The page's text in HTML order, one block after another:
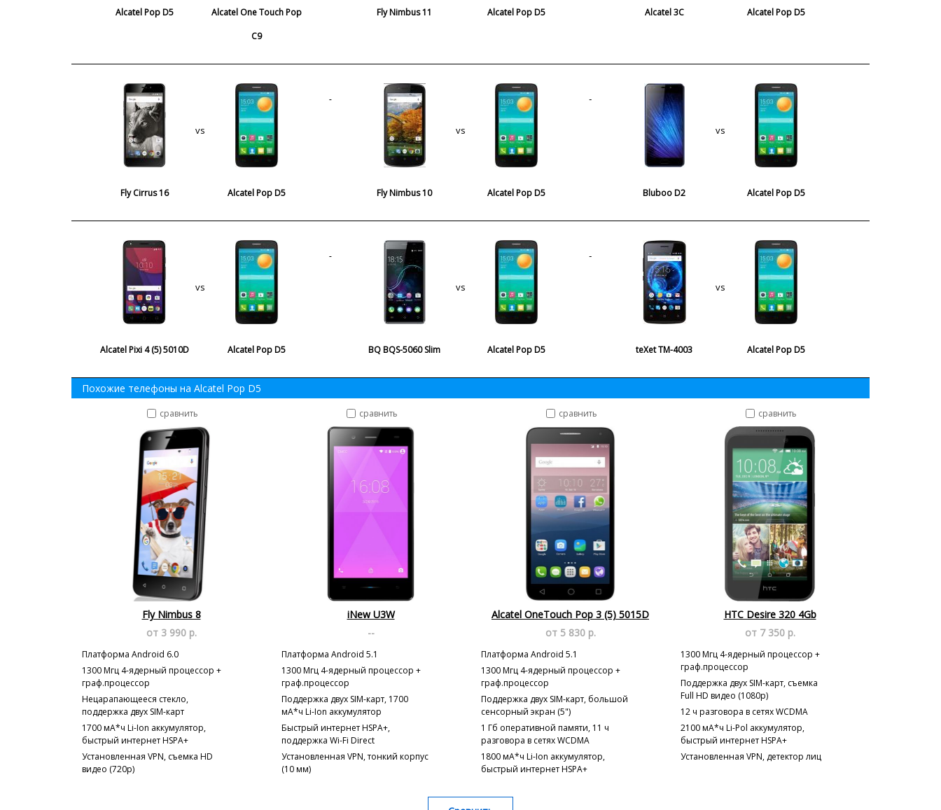
Alcatel Pop D5
Alcatel One Touch Pop
C9
Fly Nimbus 11 Alcatel Pop D5 Alcatel 3C Alcatel Pop D5
Fly Cirrus 16
vs
Alcatel Pop D5 Fly Nimbus 10
vs
Alcatel Pop D5 Bluboo D2
vs
Alcatel Pop D5
Alcatel Pixi 4 (5) 5010D
vs
Alcatel Pop D5 BQ BQS-5060 Slim
vs
Alcatel Pop D5 teXet TM-4003
vs
Alcatel Pop D5
Похожие телефоны на Alcatel Pop D5
сравнить
Fly Nimbus 8
от 3 990 р.
Платформа Android 6.0
1300 Мгц 4-ядерный процессор +
граф.процессор
Нецарапающееся стекло,
поддержка двух SIM-карт
1700 мА*ч Li-Ion аккумулятор,
быстрый интернет HSPA+
Установленная VPN, съемка HD
видео (720p)
сравнить
iNew U3W
--
Платформа Android 5.1
1300 Мгц 4-ядерный процессор +
граф.процессор
Поддержка двух SIM-карт, 1700
мА*ч Li-Ion аккумулятор
Быстрый интернет HSPA+,
поддержка Wi-Fi Direct
Установленная VPN, тонкий корпус
(10 мм)
сравнить
Alcatel OneTouch Pop 3 (5) 5015D
от 5 830 р.
Платформа Android 5.1
1300 Мгц 4-ядерный процессор +
граф.процессор
Поддержка двух SIM-карт, большой
сенсорный экран (5")
1 Гб оперативной памяти, 11 ч
разговора в сетях WCDMA
1800 мА*ч Li-Ion аккумулятор,
быстрый интернет HSPA+
сравнить
HTC Desire 320 4Gb
от 7 350 р.
1300 Мгц 4-ядерный процессор +
граф.процессор
Поддержка двух SIM-карт, съемка
Full HD видео (1080p)
12 ч разговора в сетях WCDMA
2100 мА*ч Li-Pol аккумулятор,
быстрый интернет HSPA+
Установленная VPN, детектор лиц